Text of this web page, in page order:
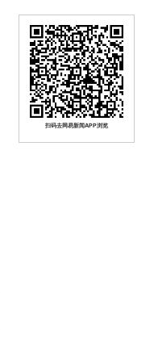
扫码去网易新闻APP浏览